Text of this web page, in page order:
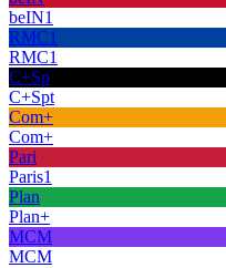
beIN1
RMC1
RMC1
C+Sp
C+Spt
Com+
Com+
Pari
Paris1
Plan
Plan+
MCM
MCM